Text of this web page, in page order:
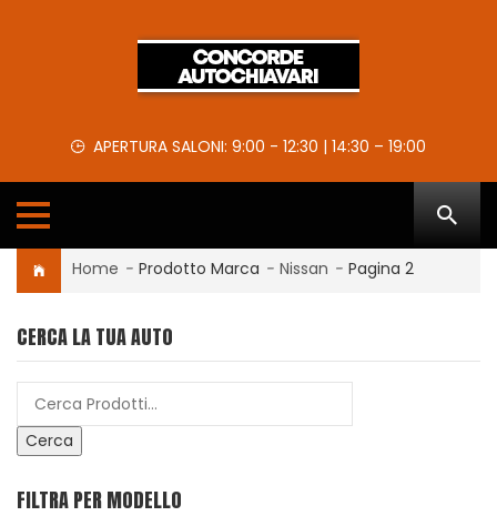
APERTURA SALONI: 9:00 - 12:30 | 14:30 – 19:00
Home - Prodotto Marca - Nissan - Pagina 2
CERCA LA TUA AUTO
Cerca
FILTRA PER MODELLO